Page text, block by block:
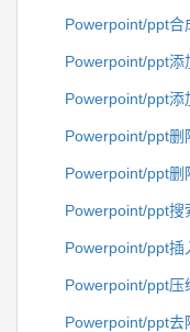
Powerpoint/ppt合
Powerpoint/ppt添
Powerpoint/ppt添
Powerpoint/ppt删
Powerpoint/ppt删
Powerpoint/ppt搜
Powerpoint/ppt插
Powerpoint/ppt压
Powerpoint/ppt去